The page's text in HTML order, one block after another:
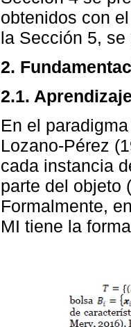
obtenidos con
la Sección 5,
2.
2.1.
En el
Lozano-Pérez
cada instancia
parte del objeto
Formalmente,
MI tiene la